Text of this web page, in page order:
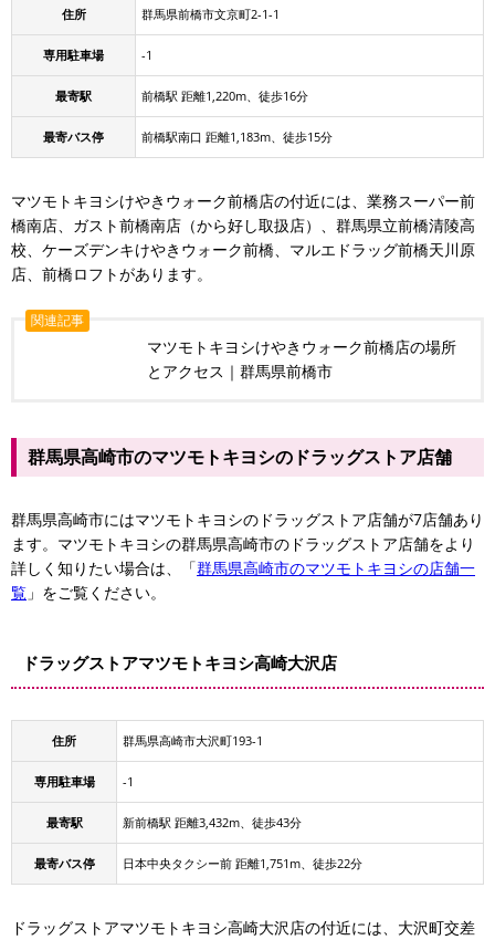
住所 群馬県前橋市文京町2-1-1
専用駐車場 -1
最寄駅 前橋駅 距離1,220m、徒歩16分
最寄バス停 前橋駅南口 距離1,183m、徒歩15分
マツモトキヨシけやきウォーク前橋店の付近には、業務スーパー前
橋南店、ガスト前橋南店（から好し取扱店）、群馬県立前橋清陵高
校、ケーズデンキけやきウォーク前橋、マルエドラッグ前橋天川原
店、前橋ロフトがあります。
関連記事
マツモトキヨシけやきウォーク前橋店の場所
とアクセス｜群馬県前橋市
群馬県高崎市のマツモトキヨシのドラッグストア店舗
群馬県高崎市にはマツモトキヨシのドラッグストア店舗が7店舗あり
ます。マツモトキヨシの群馬県高崎市のドラッグストア店舗をより
詳しく知りたい場合は、「群馬県高崎市のマツモトキヨシの店舗一
覧 」をご覧ください。
ドラッグストアマツモトキヨシ高崎大沢店
住所 群馬県高崎市大沢町193-1
専用駐車場 -1
最寄駅 新前橋駅 距離3,432m、徒歩43分
最寄バス停 日本中央タクシー前 距離1,751m、徒歩22分
ドラッグストアマツモトキヨシ高崎大沢店の付近には、大沢町交差